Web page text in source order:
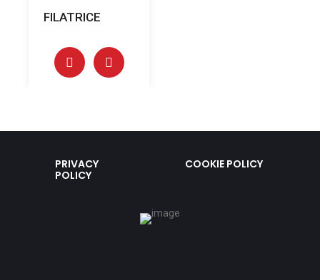
FILATRICE
PRIVACY
POLICY
COOKIE POLICY